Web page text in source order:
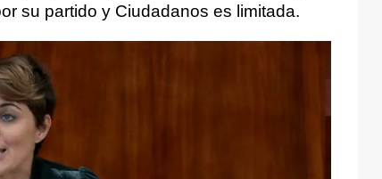
su partido y Ciudadanos es limitada.